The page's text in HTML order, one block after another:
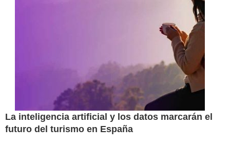
La inteligencia artificial y los datos marcarán el
futuro del turismo en España